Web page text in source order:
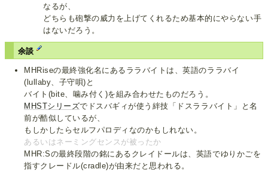
なるが、
どちらも砲撃の威力を上げてくれるため基本的にやらない手
はないだろう。
余談
MHRiseの最終強化名にあるララバイトは、英語のララバイ
(lullaby、子守唄)と
バイト(bite、噛み付く)を組み合わせたものだろう。
MHSTシリーズでドスバギィが使う絆技「ドスララバイト」と名
前が酷似しているが、
もしかしたらセルフパロディなのかもしれない。
あるいはネーミングセンスが被ったか
MHR:Sの最終段階の銘にあるクレイドールは、英語でゆりかごを
指すクレードル(cradle)が由来だと思われる。